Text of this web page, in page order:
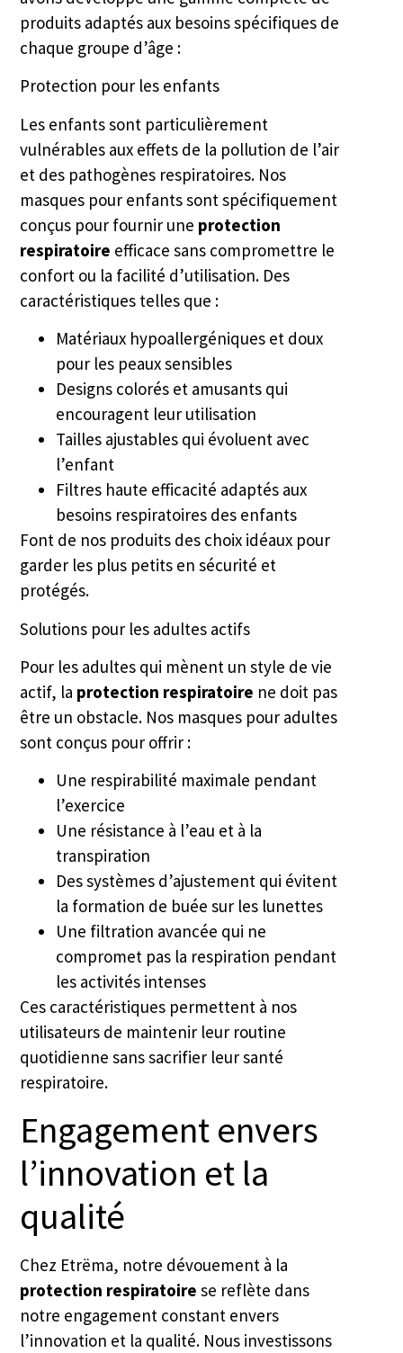
produits adaptés aux besoins spécifiques de
chaque groupe d’âge :
Protection pour les enfants
Les enfants sont particulièrement
vulnérables aux effets de la pollution de l’air
et des pathogènes respiratoires. Nos
masques pour enfants sont spécifiquement
conçus pour fournir une protection
respiratoire efficace sans compromettre le
confort ou la facilité d’utilisation. Des
caractéristiques telles que :
Matériaux hypoallergéniques et doux
pour les peaux sensibles
Designs colorés et amusants qui
encouragent leur utilisation
Tailles ajustables qui évoluent avec
l’enfant
Filtres haute efficacité adaptés aux
besoins respiratoires des enfants
Font de nos produits des choix idéaux pour
garder les plus petits en sécurité et
protégés.
Solutions pour les adultes actifs
Pour les adultes qui mènent un style de vie
actif, la protection respiratoire ne doit pas
être un obstacle. Nos masques pour adultes
sont conçus pour offrir :
Une respirabilité maximale pendant
l’exercice
Une résistance à l’eau et à la
transpiration
Des systèmes d’ajustement qui évitent
la formation de buée sur les lunettes
Une filtration avancée qui ne
compromet pas la respiration pendant
les activités intenses
Ces caractéristiques permettent à nos
utilisateurs de maintenir leur routine
quotidienne sans sacrifier leur santé
respiratoire.
Engagement envers
l’innovation et la
qualité
Chez Etrëma, notre dévouement à la
protection respiratoire se reflète dans
notre engagement constant envers
l’innovation et la qualité. Nous investissons